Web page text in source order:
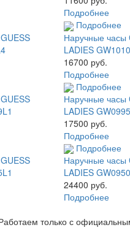
Подробнее
Подробнее
Наручные часы
LADIES
16700 руб.
Подробнее
Подробнее
Наручные часы
LADIES
17500 руб.
Подробнее
Подробнее
Наручные часы
LADIES
24400 руб.
Подробнее
только с